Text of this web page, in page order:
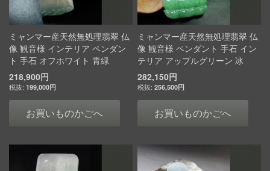
ミャンマー産天然無処理翡翠 仏
像 観音様 インテリア ペンダン
ト 手石 オフホワイト 青緑
218,900円
199,000円
お買いものかごへ
ミャンマー産天然無処理翡翠 仏
像 観音様 ペンダント 手石 イン
テリア アップルグリーン 冰
282,150円
256,500円
お買いものかごへ